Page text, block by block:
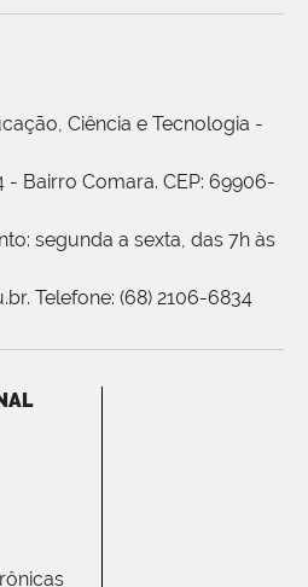
Ciência e Tecnologia -
- Bairro Comara. CEP: 69906-
segunda a sexta, das 7h às
Telefone: (68) 2106-6834